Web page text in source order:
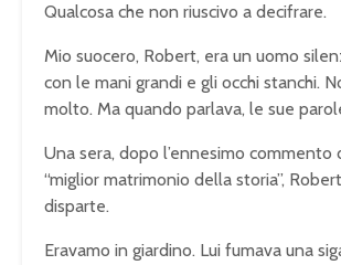
Qualcosa che non riuscivo a decifrare.
Mio suocero, Robert, era un uomo
con le mani grandi e gli occhi stanchi.
molto. Ma quando parlava, le sue
Una sera, dopo l’ennesimo commento
“miglior matrimonio della storia”,
disparte.
Eravamo in giardino. Lui fumava una